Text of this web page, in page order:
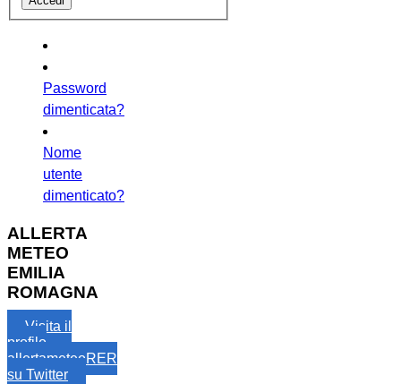
Password
dimenticata?
Nome
utente
dimenticato?
ALLERTA
METEO
EMILIA
ROMAGNA
Visita il
profilo
allertameteoRER
su Twitter